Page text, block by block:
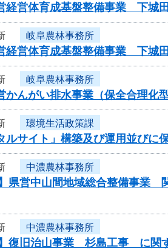
経営体育成基盤整備事業 下城
岐阜農林事務所
経営体育成基盤整備事業 下城
岐阜農林事務所
かんがい排水事業（保全合理
環境生活政策課
ルサイト」構築及び運用並び
中濃農林事務所
】県営中山間地域総合整備事
中濃農林事務所
】復旧治山事業 杉島工事 に関